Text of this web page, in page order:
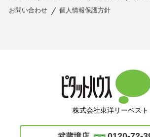
お問い合わせ
個人情報保護方針
株式会社東洋リーベスト